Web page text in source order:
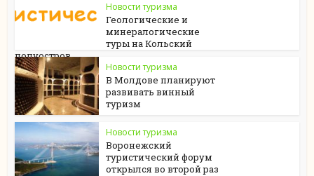
Новости туризма
Геологические и
минералогические
туры на Кольский
полуостров
Новости туризма
В Молдове планируют
развивать винный
туризм
Новости туризма
Воронежский
туристический форум
открылся во второй раз